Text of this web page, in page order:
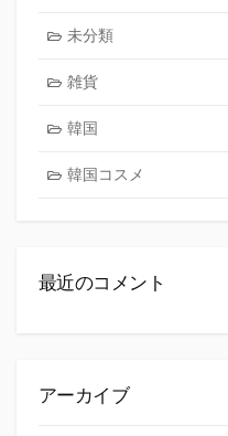
未分類
雑貨
韓国
韓国コスメ
最近のコメント
アーカイブ